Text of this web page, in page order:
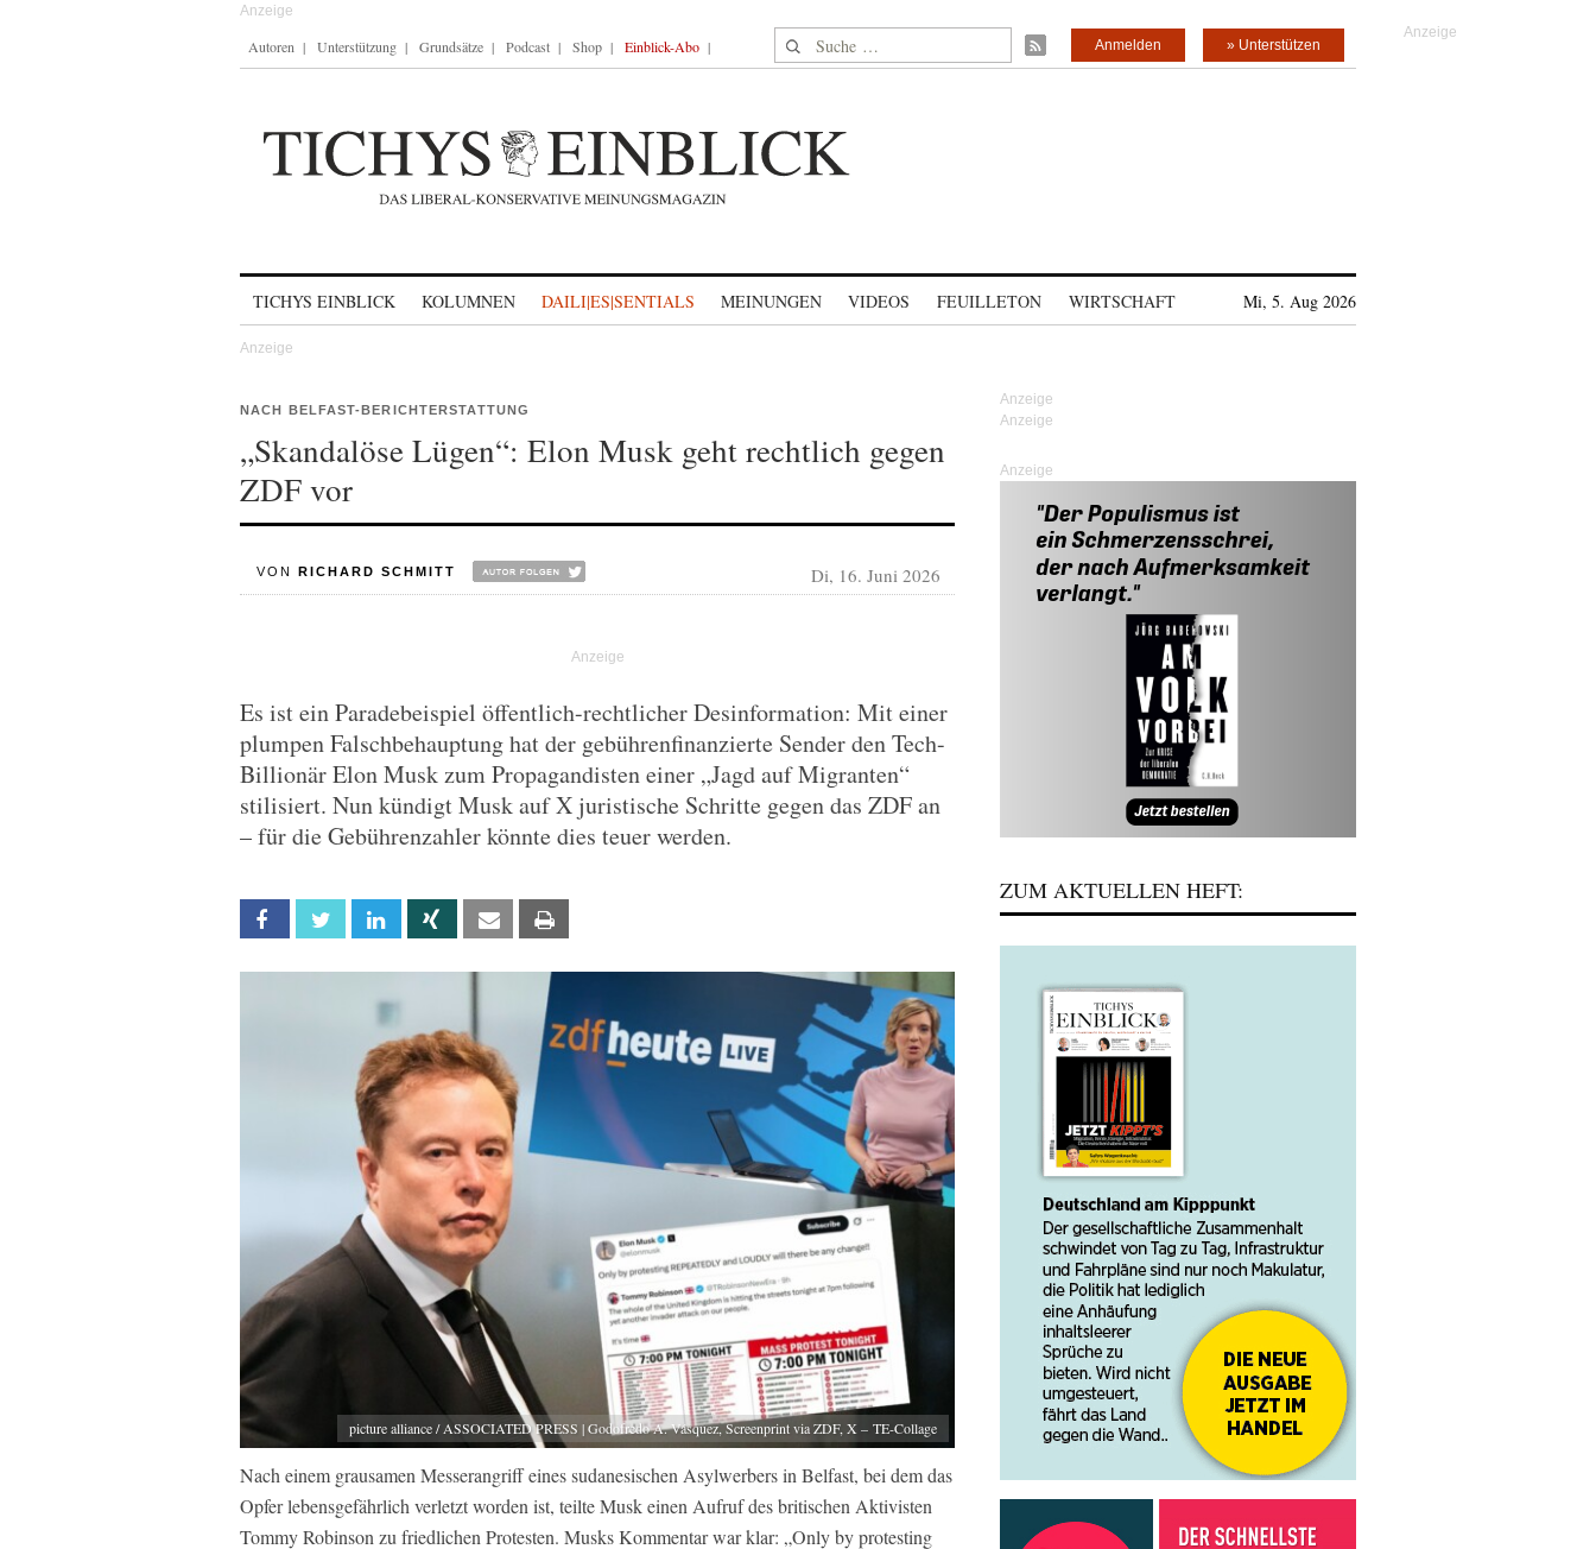
Autoren Unterstützung Grundsätze Podcast Shop Einblick-Abo Suche nach: » Unterstützen
Anmelden
TICHYS EINBLICK KOLUMNEN DAILI|ES|SENTIALS MEINUNGEN VIDEOS FEUILLETON WIRTSCHAFT Mi, 5. Aug 2026
NACH BELFAST-BERICHTERSTATTUNG
„Skandalöse Lügen“: Elon Musk geht rechtlich gegen
ZDF vor
VON RICHARD SCHMITT Di, 16. Juni 2026
Es ist ein Paradebeispiel öffentlich-rechtlicher Desinformation: Mit einer
plumpen Falschbehauptung hat der gebührenfinanzierte Sender den Tech-
Billionär Elon Musk zum Propagandisten einer „Jagd auf Migranten“
stilisiert. Nun kündigt Musk auf X juristische Schritte gegen das ZDF an
– für die Gebührenzahler könnte dies teuer werden.
Facebook Twitter Linkedin Xing Email
picture alliance / ASSOCIATED PRESS | Godofredo A. Vásquez, Screenprint via ZDF, X – TE-Collage
Nach einem grausamen Messerangriff eines sudanesischen Asylwerbers in Belfast, bei dem das
Opfer lebensgefährlich verletzt worden ist, teilte Musk einen Aufruf des britischen Aktivisten
Tommy Robinson zu friedlichen Protesten. Musks Kommentar war klar: „Only by protesting
Anzeige
ZUM AKTUELLEN HEFT: